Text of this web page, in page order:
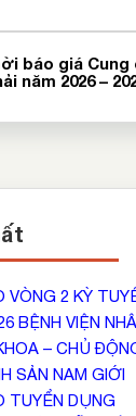
báo giá
năm 2026 –
VÒNG 2 KỲ
BỆNH VIỆN
– CHỦ
SẢN NAM GIỚI
TUYỂN DỤNG